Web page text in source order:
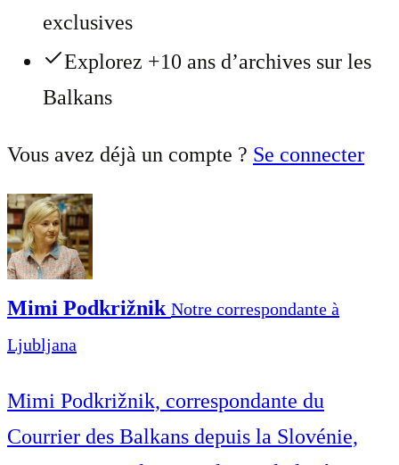
exclusives
Explorez +10 ans d’archives sur les
Balkans
Vous avez déjà un compte ? Se connecter
Mimi Podkrižnik Notre correspondante à
Ljubljana
Mimi Podkrižnik, correspondante du
Courrier des Balkans depuis la Slovénie,